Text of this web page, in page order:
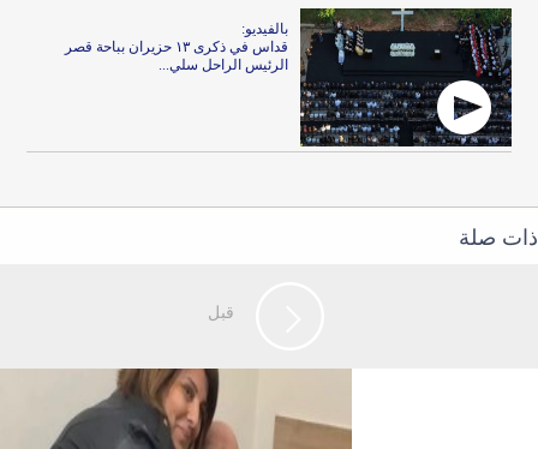
بالفيديو:
قداس في ذكرى ١٣ حزيران بباحة قصر
الرئيس الراحل سلي...
ذات صلة
قبل